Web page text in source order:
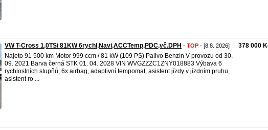
VW T-Cross 1,0TSi 81KW 6rychl,Navi,ACCTemp,PDC,vč.DPH - TOP - [8.8. 2026]
Najeto 91 500 km Motor 999 ccm / 81 kW (109 PS) Palivo Benzín V provozu od 30.
09. 2021 Barva černá STK 01. 04. 2028 VIN WVGZZZC1ZNY018883 Výbava 6
rychlostních stupňů, 6x airbag, adaptivní tempomat, asistent jízdy v jízdním pruhu,
asistent ro ...
378 000